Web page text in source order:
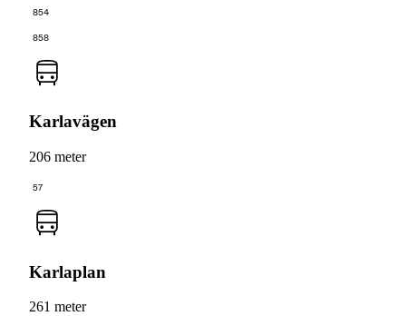
854
858
Karlavägen
206 meter
57
Karlaplan
261 meter